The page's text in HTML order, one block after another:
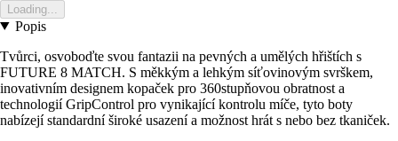
Loading...
Popis
Tvůrci, osvoboďte svou fantazii na pevných a umělých hřištích s
FUTURE 8 MATCH. S měkkým a lehkým síťovinovým svrškem,
inovativním designem kopaček pro 360stupňovou obratnost a
technologií GripControl pro vynikající kontrolu míče, tyto boty
nabízejí standardní široké usazení a možnost hrát s nebo bez tkaniček.